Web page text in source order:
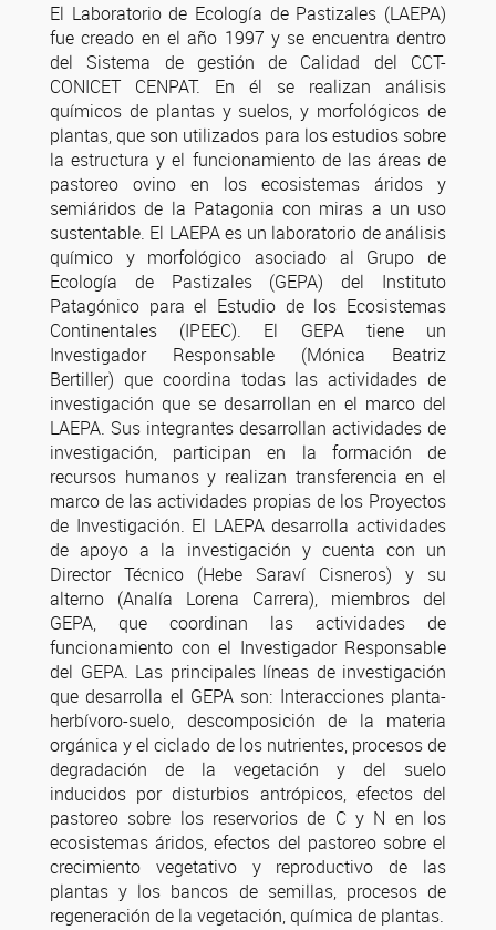
El Laboratorio de Ecología de Pastizales (LAEPA)
fue creado en el año 1997 y se encuentra dentro
del Sistema de gestión de Calidad del CCT-
CONICET CENPAT. En él se realizan análisis
químicos de plantas y suelos, y morfológicos de
plantas, que son utilizados para los estudios sobre
la estructura y el funcionamiento de las áreas de
pastoreo ovino en los ecosistemas áridos y
semiáridos de la Patagonia con miras a un uso
sustentable. El LAEPA es un laboratorio de análisis
químico y morfológico asociado al Grupo de
Ecología de Pastizales (GEPA) del Instituto
Patagónico para el Estudio de los Ecosistemas
Continentales (IPEEC). El GEPA tiene un
Investigador Responsable (Mónica Beatriz
Bertiller) que coordina todas las actividades de
investigación que se desarrollan en el marco del
LAEPA. Sus integrantes desarrollan actividades de
investigación, participan en la formación de
recursos humanos y realizan transferencia en el
marco de las actividades propias de los Proyectos
de Investigación. El LAEPA desarrolla actividades
de apoyo a la investigación y cuenta con un
Director Técnico (Hebe Saraví Cisneros) y su
alterno (Analía Lorena Carrera), miembros del
GEPA, que coordinan las actividades de
funcionamiento con el Investigador Responsable
del GEPA. Las principales líneas de investigación
que desarrolla el GEPA son: Interacciones planta-
herbívoro-suelo, descomposición de la materia
orgánica y el ciclado de los nutrientes, procesos de
degradación de la vegetación y del suelo
inducidos por disturbios antrópicos, efectos del
pastoreo sobre los reservorios de C y N en los
ecosistemas áridos, efectos del pastoreo sobre el
crecimiento vegetativo y reproductivo de las
plantas y los bancos de semillas, procesos de
regeneración de la vegetación, química de plantas.